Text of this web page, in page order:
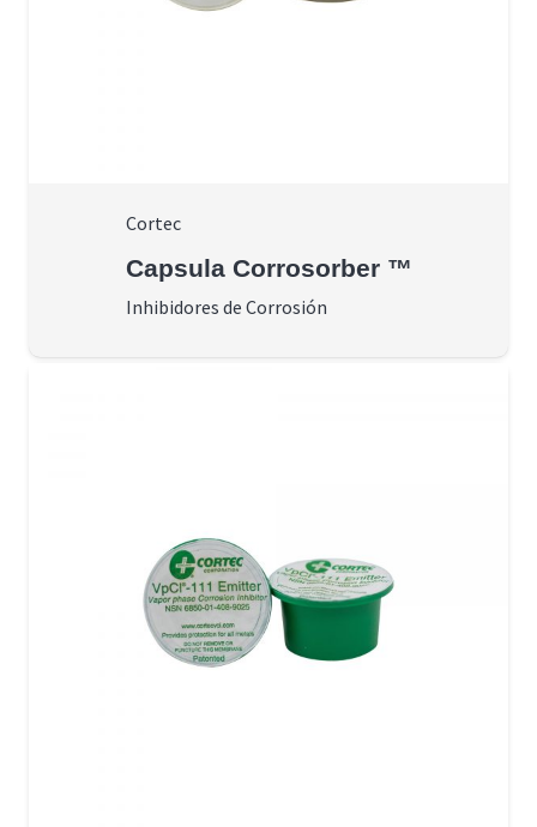
Cortec
Capsula Corrosorber ™
Inhibidores de Corrosión